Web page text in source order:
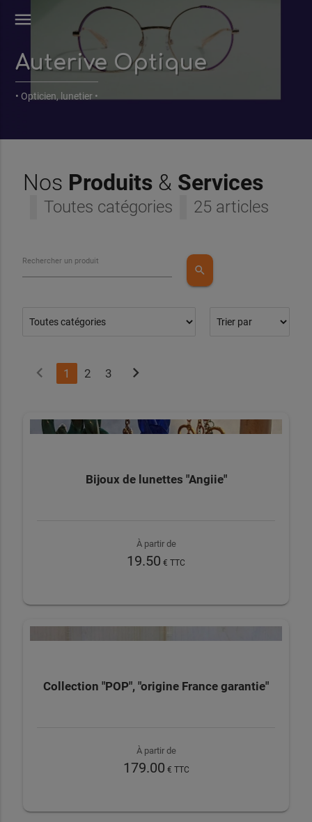
menu
Auterive Optique
• Opticien, lunetier •
Nos Produits& Services
Toutes catégories 25 articles
Rechercher un produit
search
chevron_left 1 2 3 chevron_right
Bijoux de lunettes "Angiie"
À partir de
19.50 € TTC
Collection "POP", "origine France garantie"
À partir de
179.00 € TTC